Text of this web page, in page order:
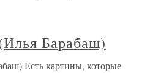
Барабаш)
Есть картины, которые